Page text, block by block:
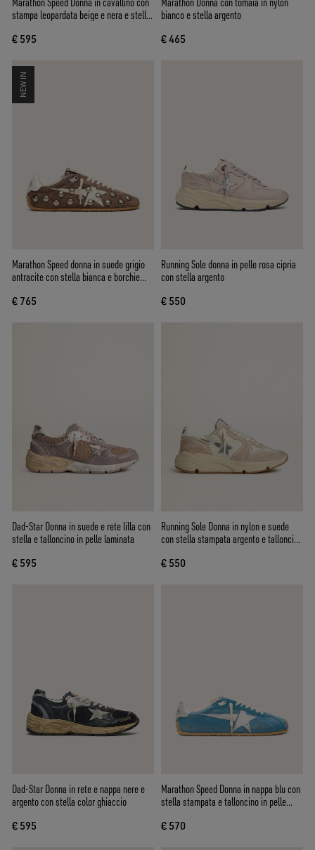
stampa leopardata beige e nera e stella
€ 595
bianco e stella argento
€ 465
NEW IN
Marathon Speed donna in suede grigio
antracite con stella bianca e borchie
€ 765
Running Sole donna in pelle rosa cipria
con stella argento
€ 550
Dad-Star Donna in suede e rete lilla con
stella e talloncino in pelle laminata
€ 595
Running Sole Donna in nylon e suede
con stella stampata argento e talloncino
€ 550
Dad-Star Donna in rete e nappa nere e
argento con stella color ghiaccio
€ 595
Marathon Speed Donna in nappa blu con
stella stampata e talloncino in pelle
€ 570